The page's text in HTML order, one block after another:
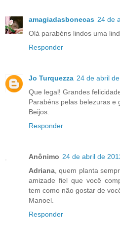
amagiadasbonecas 24 de
Olá parabéns lindos uma
Responder
Jo Turquezza 24 de abril
Que legal! Grandes
Parabéns pelas belezuras e
Beijos.
Responder
Anônimo 24 de abril de
Adriana , quem planta
amizade fiel que você
tem como não gostar de
Manoel.
Responder